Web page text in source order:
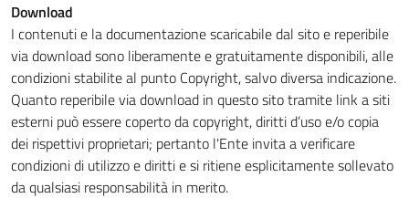
Download
I contenuti e la documentazione scaricabile dal sito e reperibile
via download sono liberamente e gratuitamente disponibili, alle
condizioni stabilite al punto Copyright, salvo diversa indicazione.
Quanto reperibile via download in questo sito tramite link a siti
esterni può essere coperto da copyright, diritti d’uso e/o copia
dei rispettivi proprietari; pertanto l'Ente invita a verificare
condizioni di utilizzo e diritti e si ritiene esplicitamente sollevato
da qualsiasi responsabilità in merito.